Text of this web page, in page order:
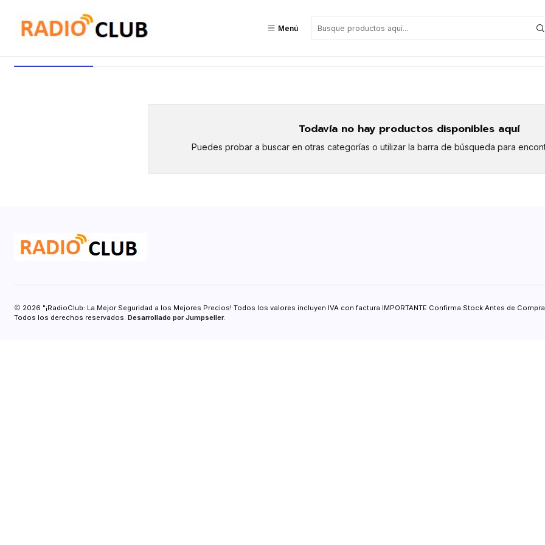
Menú
Liviana
Todavía no hay productos disponibles aquí
Puedes probar a buscar en otras categorías o utilizar la barra de búsqueda para
2026 "¡RadioClub: La Mejor Seguridad a los Mejores Precios! Todos los valores incluyen IVA con factura IMPORTANTE Confirma Stock Antes de
Todos los derechos reservados. Desarrollado por Jumpseller.